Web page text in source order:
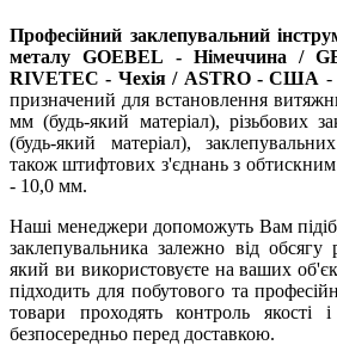
Професійний заклепувальний
металу GOEBEL - Німеччина /
RIVETEC - Чехія / ASTRO - США -
призначений для встановлення
мм (будь-який матеріал), різьбових
(будь-який матеріал),
також штифтових з'єднань з
- 10,0 мм.
Наші менеджери допоможуть Вам
заклепувальника залежно від обсягу
який ви використовуєте на ваших
підходить для побутового та
товари проходять контроль якості і
безпосередньо перед доставкою.